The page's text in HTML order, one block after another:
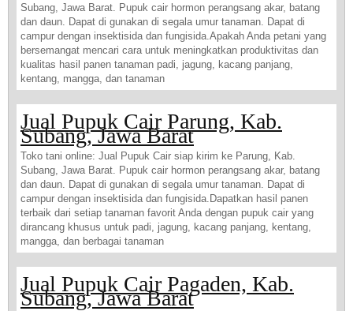
Subang, Jawa Barat. Pupuk cair hormon perangsang akar, batang
dan daun. Dapat di gunakan di segala umur tanaman. Dapat di
campur dengan insektisida dan fungisida.Apakah Anda petani yang
bersemangat mencari cara untuk meningkatkan produktivitas dan
kualitas hasil panen tanaman padi, jagung, kacang panjang,
kentang, mangga, dan tanaman
Jual Pupuk Cair Parung, Kab.
Subang, Jawa Barat
Toko tani online: Jual Pupuk Cair siap kirim ke Parung, Kab.
Subang, Jawa Barat. Pupuk cair hormon perangsang akar, batang
dan daun. Dapat di gunakan di segala umur tanaman. Dapat di
campur dengan insektisida dan fungisida.Dapatkan hasil panen
terbaik dari setiap tanaman favorit Anda dengan pupuk cair yang
dirancang khusus untuk padi, jagung, kacang panjang, kentang,
mangga, dan berbagai tanaman
Jual Pupuk Cair Pagaden, Kab.
Subang, Jawa Barat